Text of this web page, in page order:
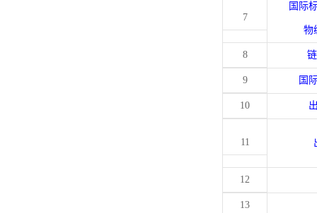
7
国际
物
8
9 国
10
11
12
13